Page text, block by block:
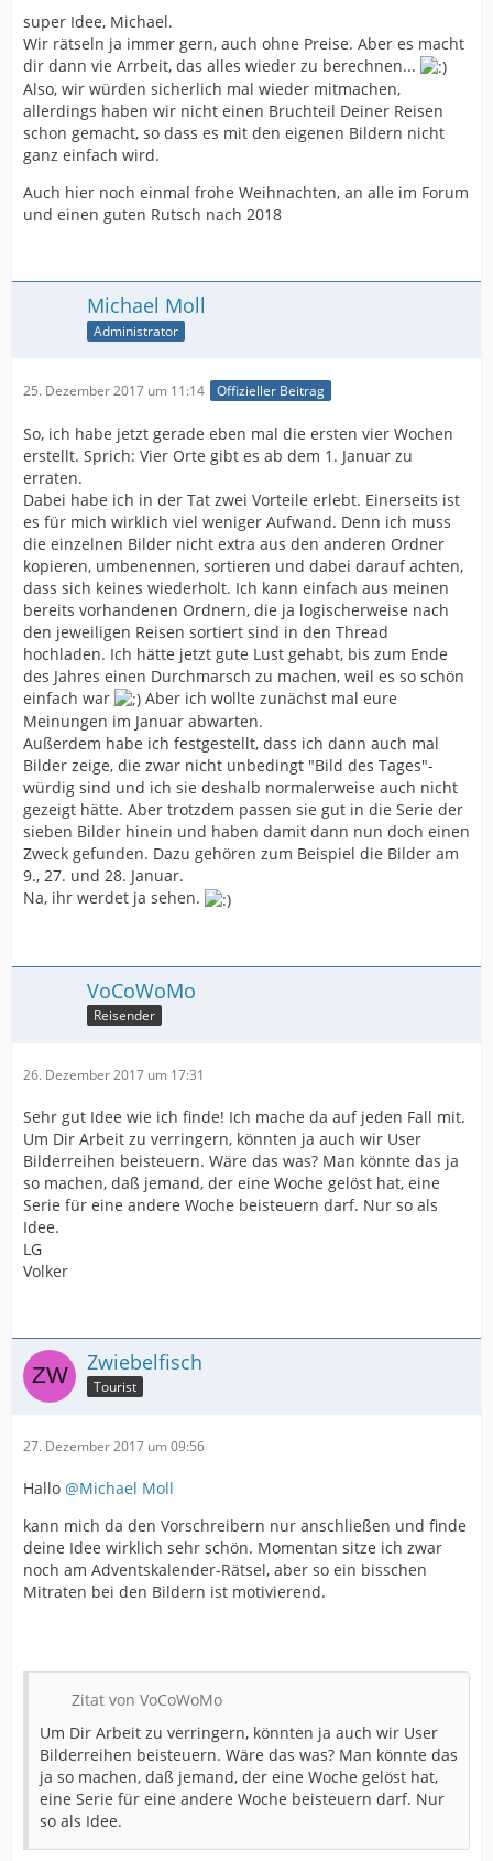
super Idee, Michael.
Wir rätseln ja immer gern, auch ohne Preise. Aber es macht
dir dann vie Arrbeit, das alles wieder zu berechnen...
Also, wir würden sicherlich mal wieder mitmachen,
allerdings haben wir nicht einen Bruchteil Deiner Reisen
schon gemacht, so dass es mit den eigenen Bildern nicht
ganz einfach wird.
Auch hier noch einmal frohe Weihnachten, an alle im Forum
und einen guten Rutsch nach 2018
Michael Moll
Administrator
25. Dezember 2017 um 11:14 Offizieller Beitrag
So, ich habe jetzt gerade eben mal die ersten vier Wochen
erstellt. Sprich: Vier Orte gibt es ab dem 1. Januar zu
erraten.
Dabei habe ich in der Tat zwei Vorteile erlebt. Einerseits ist
es für mich wirklich viel weniger Aufwand. Denn ich muss
die einzelnen Bilder nicht extra aus den anderen Ordner
kopieren, umbenennen, sortieren und dabei darauf achten,
dass sich keines wiederholt. Ich kann einfach aus meinen
bereits vorhandenen Ordnern, die ja logischerweise nach
den jeweiligen Reisen sortiert sind in den Thread
hochladen. Ich hätte jetzt gute Lust gehabt, bis zum Ende
des Jahres einen Durchmarsch zu machen, weil es so schön
einfach war
Aber ich wollte zunächst mal eure
Meinungen im Januar abwarten.
Außerdem habe ich festgestellt, dass ich dann auch mal
Bilder zeige, die zwar nicht unbedingt "Bild des Tages"-
würdig sind und ich sie deshalb normalerweise auch nicht
gezeigt hätte. Aber trotzdem passen sie gut in die Serie der
sieben Bilder hinein und haben damit dann nun doch einen
Zweck gefunden. Dazu gehören zum Beispiel die Bilder am
9., 27. und 28. Januar.
Na, ihr werdet ja sehen.
VoCoWoMo
Reisender
26. Dezember 2017 um 17:31
Sehr gut Idee wie ich finde! Ich mache da auf jeden Fall mit.
Um Dir Arbeit zu verringern, könnten ja auch wir User
Bilderreihen beisteuern. Wäre das was? Man könnte das ja
so machen, daß jemand, der eine Woche gelöst hat, eine
Serie für eine andere Woche beisteuern darf. Nur so als
Idee.
LG
Volker
Zwiebelfisch
Tourist
27. Dezember 2017 um 09:56
Hallo @Michael Moll
kann mich da den Vorschreibern nur anschließen und finde
deine Idee wirklich sehr schön. Momentan sitze ich zwar
noch am Adventskalender-Rätsel, aber so ein bisschen
Mitraten bei den Bildern ist motivierend.
Zitat von VoCoWoMo
Um Dir Arbeit zu verringern, könnten ja auch wir User
Bilderreihen beisteuern. Wäre das was? Man könnte das
ja so machen, daß jemand, der eine Woche gelöst hat,
eine Serie für eine andere Woche beisteuern darf. Nur
so als Idee.